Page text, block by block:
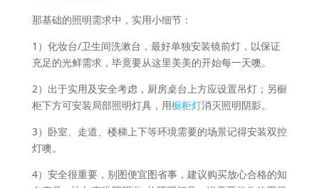
那基础的照明需求中，实用小细节：
1）化妆台/卫生间洗漱台，最好单独安装镜前灯，以保证
充足的光鲜需求，毕竟要从这里美美的开始每一天噢。
2）出于实用及安全考虑，厨房桌台上方应设置吊灯；另橱
柜下方可安装局部照明灯具，用橱柜灯消灭照明阴影。
3）卧室、走道、楼梯上下等环境需要的场景记得安装双控
灯噢。
4）安全很重要，别图便宜图省事，建议购买放心合格的知